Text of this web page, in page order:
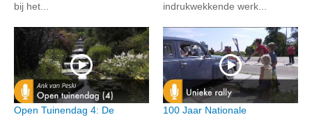
bij het...
indrukwekkende werk...
Open Tuinendag 4: De
100 Jaar Nationale